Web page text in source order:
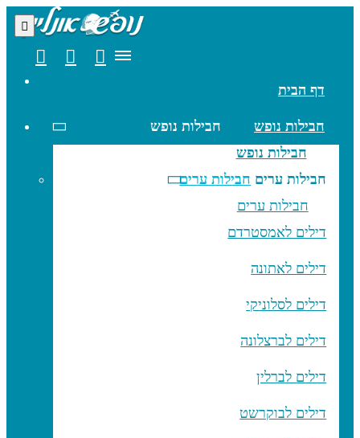
דף הבית
חבילות נופש
חבילות נופש
חבילות נופש
חבילות ערים חבילות ערים
חבילות ערים
דילים לאמסטרדם
דילים לאתונה
דילים לסלוניקי
דילים לברצלונה
דילים לברלין
דילים לבוקרשט